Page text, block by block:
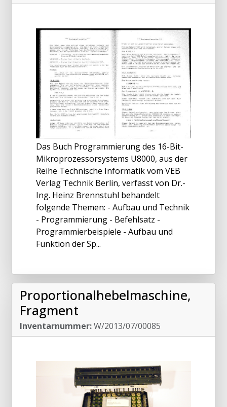
Das Buch Programmierung des 16-Bit-
Mikroprozessorsystems U8000, aus der
Reihe Technische Informatik vom VEB
Verlag Technik Berlin, verfasst von Dr.-
Ing. Heinz Brennstuhl behandelt
folgende Themen: - Aufbau und Technik
- Programmierung - Befehlsatz -
Programmierbeispiele - Aufbau und
Funktion der Sp...
Proportionalhebelmaschine,
Fragment
Inventarnummer:W/2013/07/00085